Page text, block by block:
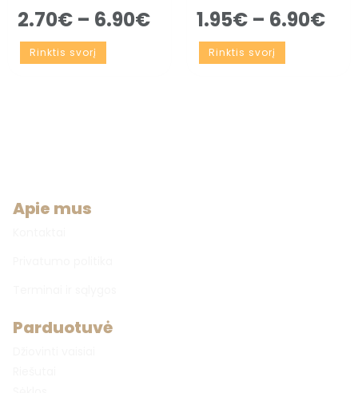
2.70€ – 6.90€
Rinktis svorį
1.95€ – 6.90€
Rinktis svorį
Apie mus
Parduotuvė